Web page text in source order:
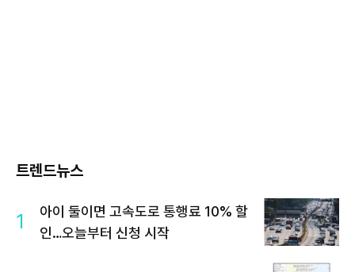
트렌드뉴스
1
아이 둘이면 고속도로 통행료 10% 할
인…오늘부터 신청 시작